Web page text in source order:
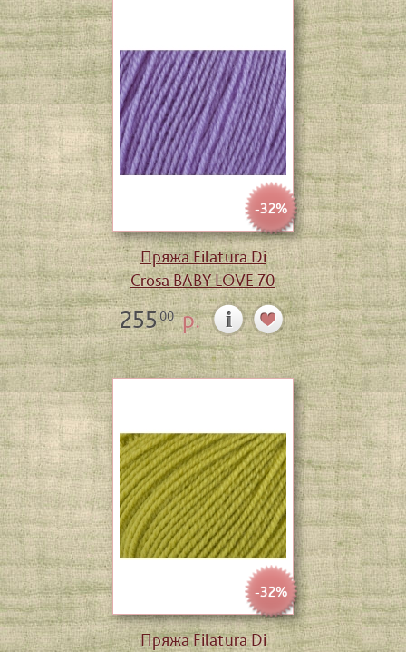
-32%
Пряжа Filatura Di
Crosa BABY LOVE 70
25500р.
-32%
Пряжа Filatura Di